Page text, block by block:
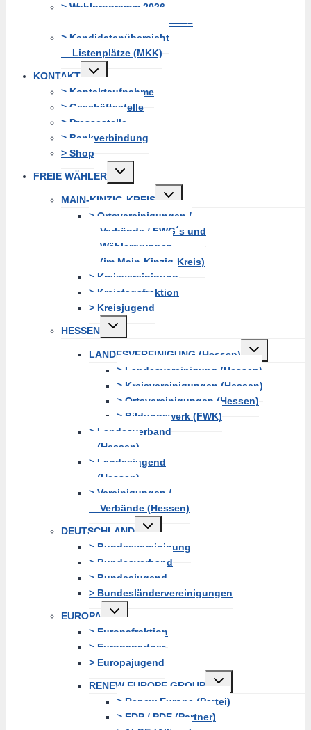
> Wahlprogramm 2026
—————————————–
> Kandidatenübersicht
Listenplätze (MKK)
KONTAKT
Untermenü
erweitern
> Kontaktaufnahme
> Geschäftsstelle
> Pressestelle
> Bankverbindung
> Shop
FREIE WÄHLER
Untermenü
MAIN-KINZIG-KREIS
Untermenü
erweitern
> Ortsvereinigungen /
Verbände / FWG´s und
Wählergruppen
(im Main-Kinzig-Kreis)
> Kreisvereinigung
> Kreistagsfraktion
> Kreisjugend
HESSEN
Untermenü
LANDESVEREINIGUNG (Hessen)
Untermenü
> Landesvereinigung (Hessen)
> Kreisvereinigungen (Hessen)
> Ortsvereinigungen (Hessen)
> Bildungswerk (FWK)
> Landesverband
(Hessen)
> Landesjugend
(Hessen)
> Vereinigungen /
Verbände (Hessen)
DEUTSCHLAND
Untermenü
erweitern
> Bundesvereinigung
> Bundesverband
> Bundesjugend
> Bundesländervereinigungen
EUROPA
Untermenü
erweitern
> Europafraktion
> Europapartner
> Europajugend
RENEW EUROPE GROUP
Untermenü
> Renew Europe (Partei)
> EDP / PDE (Partner)